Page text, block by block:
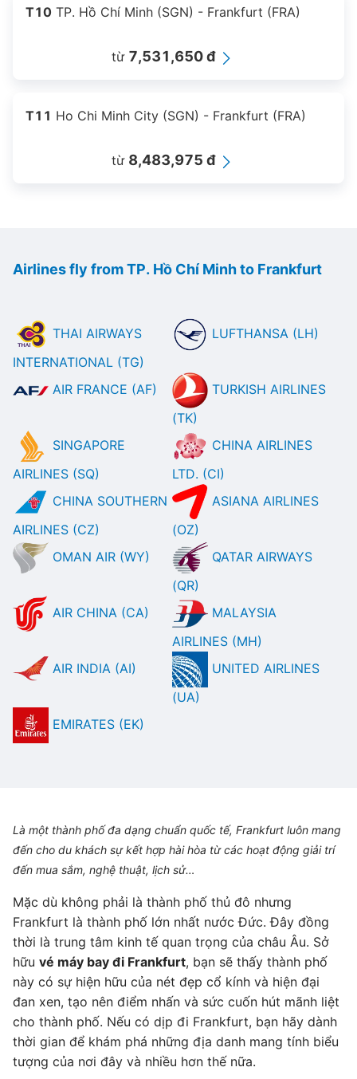
T10 TP. Hồ Chí Minh (SGN) - Frankfurt (FRA)
từ 7,531,650 đ
T11 Ho Chi Minh City (SGN) - Frankfurt (FRA)
từ 8,483,975 đ
Airlines fly from TP. Hồ Chí Minh to Frankfurt
THAI AIRWAYS
INTERNATIONAL (TG)
LUFTHANSA (LH)
AIR FRANCE (AF)
TURKISH AIRLINES
(TK)
SINGAPORE
AIRLINES (SQ)
CHINA AIRLINES
LTD. (CI)
CHINA SOUTHERN
AIRLINES (CZ)
ASIANA AIRLINES
(OZ)
OMAN AIR (WY)
QATAR AIRWAYS
(QR)
AIR CHINA (CA)
MALAYSIA
AIRLINES (MH)
AIR INDIA (AI)
UNITED AIRLINES
(UA)
EMIRATES (EK)
Là một thành phố đa dạng chuẩn quốc tế, Frankfurt luôn mang
đến cho du khách sự kết hợp hài hòa từ các hoạt động giải trí
đến mua sắm, nghệ thuật, lịch sử…
Mặc dù không phải là thành phố thủ đô nhưng
Frankfurt là thành phố lớn nhất nước Đức. Đây đồng
thời là trung tâm kinh tế quan trọng của châu Âu. Sở
hữu vé máy bay đi Frankfurt, bạn sẽ thấy thành phố
này có sự hiện hữu của nét đẹp cổ kính và hiện đại
đan xen, tạo nên điểm nhấn và sức cuốn hút mãnh liệt
cho thành phố. Nếu có dịp đi Frankfurt, bạn hãy dành
thời gian để khám phá những địa danh mang tính biểu
tượng của nơi đây và nhiều hơn thế nữa.